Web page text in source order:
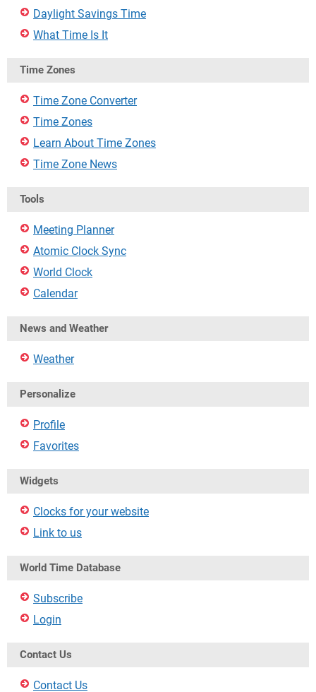
Daylight Savings Time
What Time Is It
Time Zones
Time Zone Converter
Time Zones
Learn About Time Zones
Time Zone News
Tools
Meeting Planner
Atomic Clock Sync
World Clock
Calendar
News and Weather
Weather
Personalize
Profile
Favorites
Widgets
Clocks for your website
Link to us
World Time Database
Subscribe
Login
Contact Us
Contact Us